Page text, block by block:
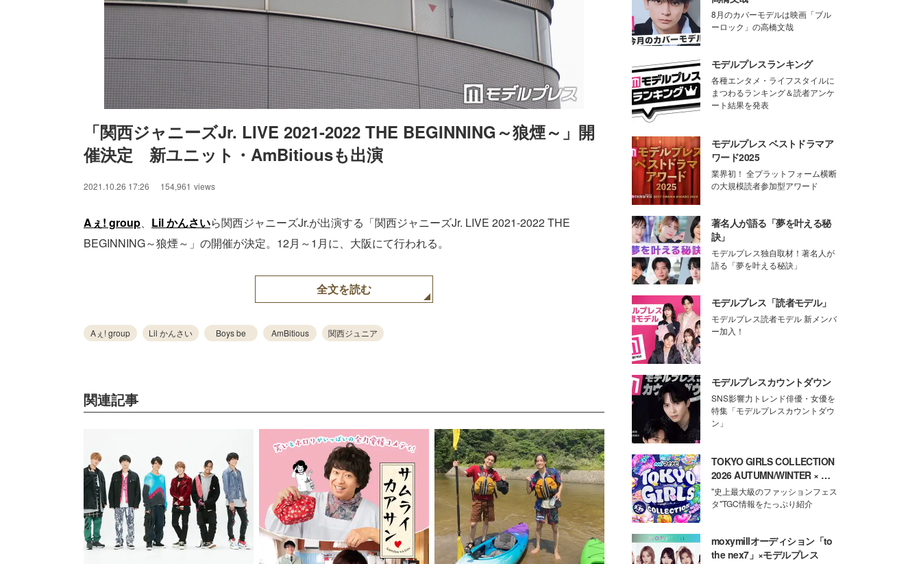
Unmute / Loaded :
87.03%
「関西ジャニーズJr. LIVE 2021-2022 THE BEGINNING～狼煙～」開
催決定　新ユニット・AmBitiousも出演
2021.10.26 17:26 154,961 views
Aぇ! group、 Lil かんさいら関西ジャニーズJr.が出演する「関西ジャニーズJr. LIVE 2021-2022 THE
BEGINNING～狼煙～」の開催が決定。12月～1月に、大阪にて行われる。
全文を読む
Aぇ! group Lil かんさい Boys be AmBitious 関西ジュニア
関連記事
8月のカバーモデルは映画「ブル
ーロック」の高橋文哉
モデルプレスランキング
各種エンタメ・ライフスタイルに
まつわるランキング＆読者アンケ
ート結果を発表
モデルプレス ベストドラマア
ワード2025
業界初！ 全プラットフォーム横断
の大規模読者参加型アワード
著名人が語る「夢を叶える秘
訣」
モデルプレス独自取材！著名人が
語る「夢を叶える秘訣」
モデルプレス「読者モデル」
モデルプレス読者モデル 新メンバ
ー加入！
モデルプレスカウントダウン
SNS影響力トレンド俳優・女優を
特集「モデルプレスカウントダウ
ン」
TOKYO GIRLS COLLECTION
2026 AUTUMN/WINTER × モ
デルプレス
"史上最大級のファッションフェス
タ"TGC情報をたっぷり紹介
moxymillオーディション「to
the nex7」×モデルプレス